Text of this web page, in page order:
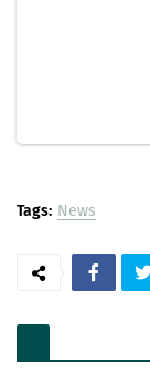
Tags: News